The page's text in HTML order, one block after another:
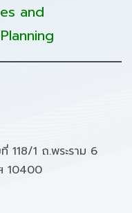
and
118/1 ถ.พระราม 6
10400